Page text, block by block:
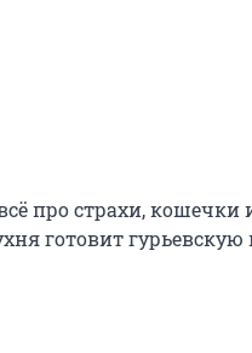
про страхи, кошечки
готовит гурьевскую